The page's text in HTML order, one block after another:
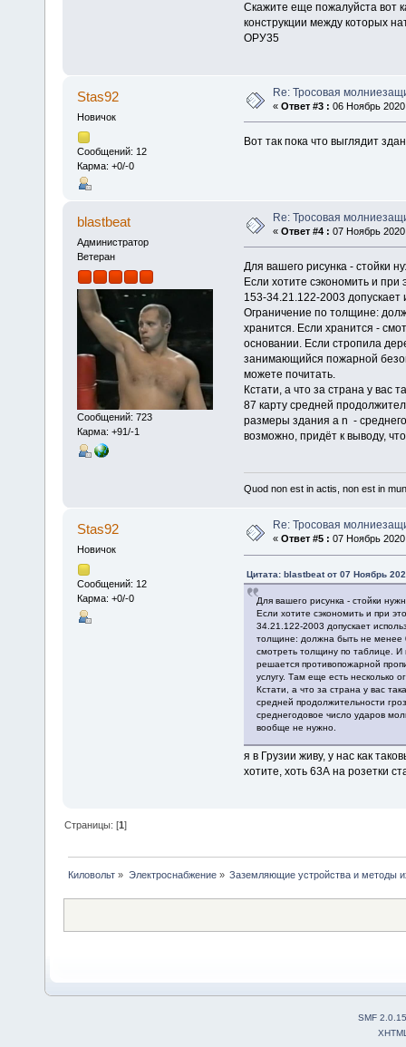
Скажите еще пожалуйста вот
конструкции между которых
ОРУ35
Stas92
Новичок
Сообщений: 12
Карма: +0/-0
Re: Тросовая
« Ответ #3 : 06 Ноябрь
Вот так пока что выглядит
blastbeat
Администратор
Ветеран
Сообщений: 723
Карма: +91/-1
Re: Тросовая
« Ответ #4 : 07 Ноябрь
Для вашего рисунка - стойки
Если хотите сэкономить и
153-34.21.122-2003
Ограничение по толщине:
хранится. Если хранится -
основании. Если стропила
занимающийся пожарной
можете почитать.
Кстати, а что за страна у вас
87 карту средней
размеры здания а n -
возможно, придёт к выводу,
Quod non est in actis, non est in
Stas92
Новичок
Сообщений: 12
Карма: +0/-0
Re: Тросовая
« Ответ #5 : 07 Ноябрь
Цитата: blastbeat от 07 Ноябрь
Для вашего рисунка - стойки
Если хотите сэкономить и при
34.21.122-2003 допускает
толщине: должна быть не менее
смотреть толщину по таблице.
решается противопожарной
услугу. Там еще есть несколько
Кстати, а что за страна у вас
средней продолжительности
среднегодовое число ударов
вообще не нужно.
я в Грузии живу, у нас как
хотите, хоть 63А на розетки
Страницы: [1]
Киловольт » Электроснабжение» Заземляющие устройства и методы
SMF 2.0.15